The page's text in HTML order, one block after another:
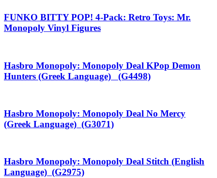
FUNKO BITTY POP! 4-Pack: Retro Toys: Mr.
Monopoly Vinyl Figures
Hasbro Monopoly: Monopoly Deal KPop Demon
Hunters (Greek Language) (G4498)
Hasbro Monopoly: Monopoly Deal No Mercy
(Greek Language) (G3071)
Hasbro Monopoly: Monopoly Deal Stitch (English
Language) (G2975)